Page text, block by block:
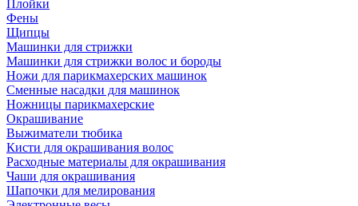
Плойки
Фены
Щипцы
Машинки для стрижки
Машинки для стрижки волос и бороды
Ножи для парикмахерских машинок
Сменные насадки для машинок
Ножницы парикмахерские
Окрашивание
Выжиматели тюбика
Кисти для окрашивания волос
Расходные материалы для окрашивания
Чаши для окрашивания
Шапочки для мелирования